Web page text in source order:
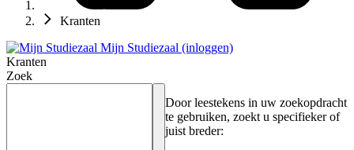
Kranten
Mijn Studiezaal (inloggen)
Kranten
Zoek
Door leestekens in uw zoekopdracht
te gebruiken, zoekt u specifieker of
juist breder: